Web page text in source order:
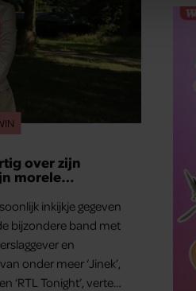
gebruik van onze site met
combineren met andere
hun services. U gaat
over zijn
morele
inkijkje gegeven
bijzondere band met
en
onder meer ‘Jinek’,
‘RTL Tonight’, vertelt